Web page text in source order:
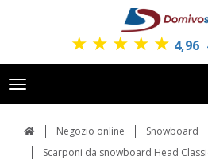
★ ★ ★ ★ ★ 4,96
Toggle
navigation
Negozio online Snowboard
Scarponi da snowboard Head